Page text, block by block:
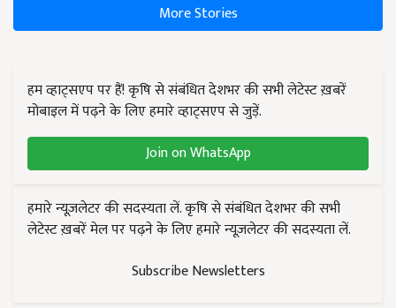
More Stories
हम व्हाट्सएप पर हैं! कृषि से संबंधित देशभर की सभी लेटेस्ट ख़बरें
मोबाइल में पढ़ने के लिए हमारे व्हाट्सएप से जुड़ें.
Join on WhatsApp
हमारे न्यूज़लेटर की सदस्यता लें. कृषि से संबंधित देशभर की सभी
लेटेस्ट ख़बरें मेल पर पढ़ने के लिए हमारे न्यूज़लेटर की सदस्यता लें.
Subscribe Newsletters